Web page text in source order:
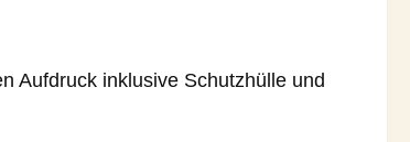
Aufdruck inklusive Schutzhülle und